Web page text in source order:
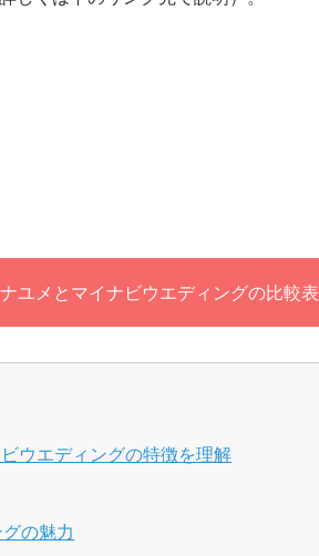
ユメとマイナビウエディングの比較表
ウエディングの特徴を理解
の魅力